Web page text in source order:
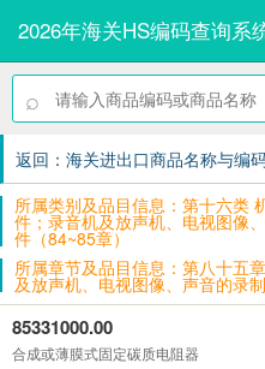
2026年海关HS编码查询系
⌕
返回：海关进出口商品名称与编
所属类别及品目信息：第十六类
件；录音机及放声机、电视图像
件（84~85章）
所属章节及品目信息：第八十五
及放声机、电视图像、声音的录
85331000.00
合成或薄膜式固定碳质电阻器